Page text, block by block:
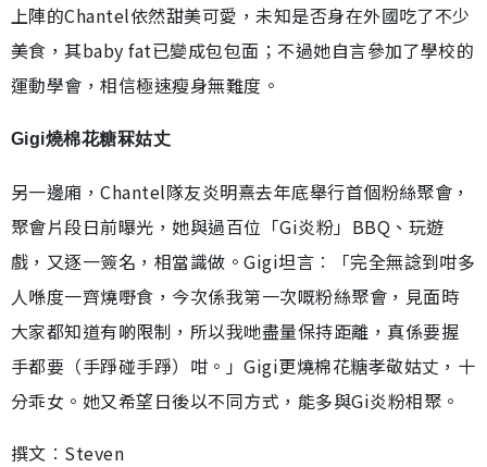
上陣的Chantel依然甜美可愛，未知是否身在外國吃了不少
美食，其baby fat已變成包包面；不過她自言參加了學校的
運動學會，相信極速瘦身無難度。
Gigi燒棉花糖冧姑丈
另一邊廂，Chantel隊友炎明熹去年底舉行首個粉絲聚會，
聚會片段日前曝光，她與過百位「Gi炎粉」BBQ、玩遊
戲，又逐一簽名，相當識做。Gigi坦言︰「完全無諗到咁多
人喺度一齊燒嘢食，今次係我第一次嘅粉絲聚會，見面時
大家都知道有啲限制，所以我哋盡量保持距離，真係要握
手都要（手踭碰手踭）咁。」Gigi更燒棉花糖孝敬姑丈，十
分乖女。她又希望日後以不同方式，能多與Gi炎粉相聚。
撰文︰Steven